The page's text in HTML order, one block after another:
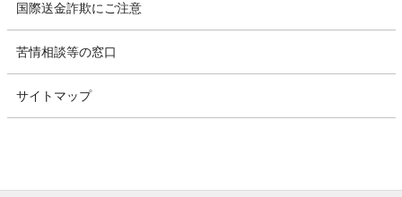
国際送金詐欺にご注意
苦情相談等の窓口
サイトマップ